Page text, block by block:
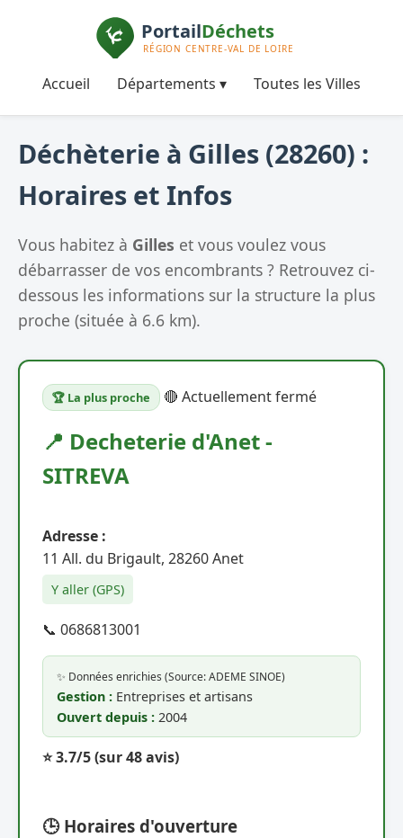
Accueil Départements ▾ Toutes les Villes
Déchèterie à Gilles (28260) :
Horaires et Infos
Vous habitez à Gilles et vous voulez vous
débarrasser de vos encombrants ? Retrouvez ci-
dessous les informations sur la structure la plus
proche (située à 6.6 km).
🏆 La plus proche 🔴 Actuellement fermé
📍 Decheterie d'Anet -
SITREVA
Adresse :
11 All. du Brigault, 28260 Anet
Y aller (GPS)
📞 0686813001
✨ Données enrichies (Source: ADEME SINOE)
Gestion : Entreprises et artisans
Ouvert depuis : 2004
⭐ 3.7/5(sur 48 avis)
🕒 Horaires d'ouverture